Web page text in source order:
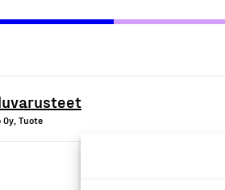
Oy, Tuote